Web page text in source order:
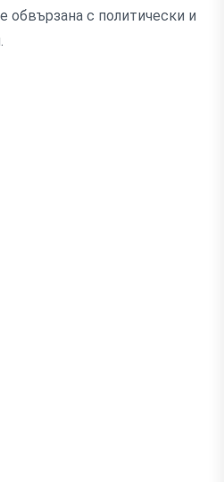
обвързана с политически и